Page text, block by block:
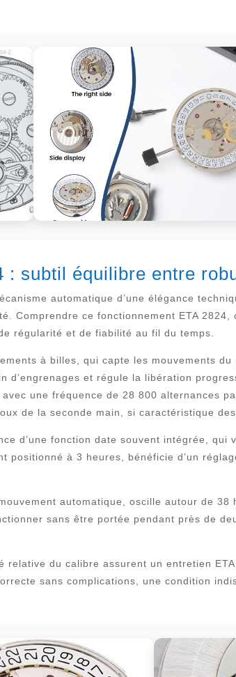
: subtil équilibre entre
automatique d’une élégance
Comprendre ce fonctionnement ETA 2824,
régularité et de fiabilité au fil du temps.
à billes, qui capte les mouvements
d’engrenages et régule la libération
une fréquence de 28 800 alternances
de la seconde main, si caractéristique des
d’une fonction date souvent intégrée, qui
positionné à 3 heures, bénéficie d’un
automatique, oscille autour de 38
sans être portée pendant près de
du calibre assurent un entretien
sans complications, une condition